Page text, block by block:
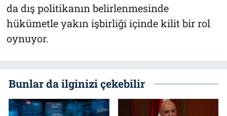
da dış politikanın belirlenmesinde
hükümetle yakın işbirliği içinde kilit bir rol
oynuyor.
Bunlar da ilginizi çekebilir